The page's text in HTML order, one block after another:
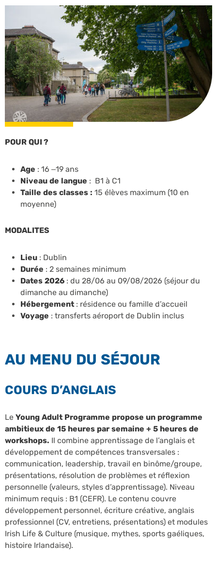
POUR QUI ?
Age : 16 –19 ans
Niveau de langue : B1 à C1
Taille des classes : 15 élèves maximum (10 en
moyenne)
MODALITES
Lieu : Dublin
Durée : 2 semaines minimum
Dates 2026 : du 28/06 au 09/08/2026 (séjour du
dimanche au dimanche)
Hébergement : résidence ou famille d’accueil
Voyage : transferts aéroport de Dublin inclus
AU MENU DU SÉJOUR
COURS D’ANGLAIS
Le Young Adult Programme propose un programme
ambitieux de 15 heures par semaine + 5 heures de
workshops. Il combine apprentissage de l’anglais et
développement de compétences transversales :
communication, leadership, travail en binôme/groupe,
présentations, résolution de problèmes et réflexion
personnelle (valeurs, styles d’apprentissage). Niveau
minimum requis : B1 (CEFR). Le contenu couvre
développement personnel, écriture créative, anglais
professionnel (CV, entretiens, présentations) et modules
Irish Life & Culture (musique, mythes, sports gaéliques,
histoire Irlandaise).